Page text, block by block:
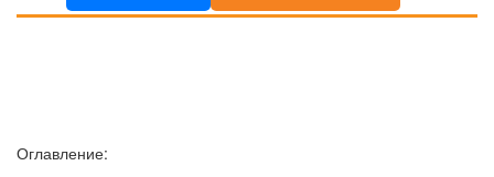
Оглавление: